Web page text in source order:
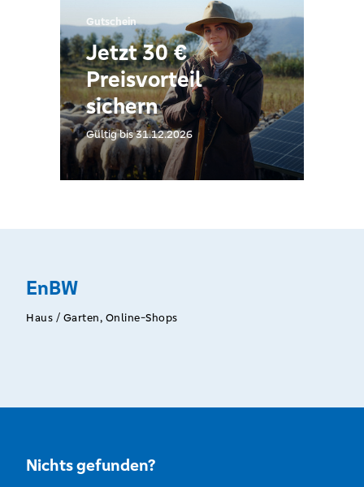
Gutschein
Jetzt 30 €
Preisvorteil
sichern
Gültig bis 31.12.2026
EnBW
Haus / Garten, Online-Shops
Nichts gefunden?